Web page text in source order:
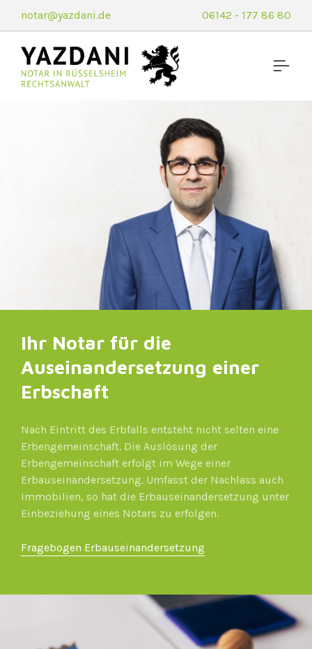
notar@yazdani.de 06142 - 177 86 80
Ihr Notar für die
Auseinandersetzung einer
Erbschaft
Nach Eintritt des Erbfalls entsteht nicht selten eine
Erbengemeinschaft. Die Auslösung der
Erbengemeinschaft erfolgt im Wege einer
Erbauseinandersetzung. Umfasst der Nachlass auch
Immobilien, so hat die Erbauseinandersetzung unter
Einbeziehung eines Notars zu erfolgen.
Fragebogen Erbauseinandersetzung